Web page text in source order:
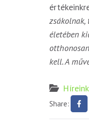
életében
kell. A
Híreink
Share: